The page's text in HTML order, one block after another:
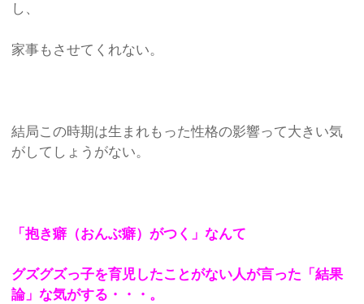
し、
家事もさせてくれない。
結局この時期は生まれもった性格の影響って大きい気
がしてしょうがない。
「抱き癖（おんぶ癖）がつく」なんて
グズグズっ子を育児したことがない人が言った「結果
論」な気がする・・・。